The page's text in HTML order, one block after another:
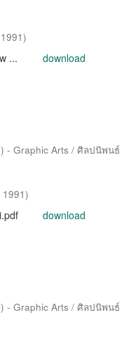
1991)
... download
- Graphic Arts / ศิลปนิพนธ์
1991)
download
- Graphic Arts / ศิลปนิพนธ์